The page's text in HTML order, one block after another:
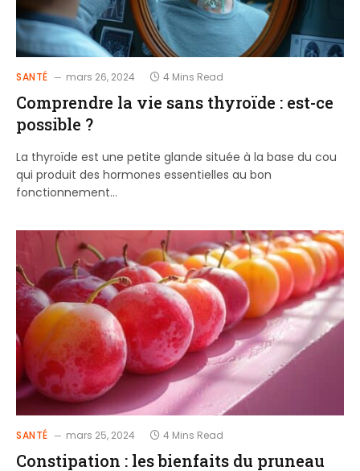
SANTÉ mars 26, 2024 4 Mins Read
Comprendre la vie sans thyroïde : est-ce
possible ?
La thyroïde est une petite glande située à la base du cou
qui produit des hormones essentielles au bon
fonctionnement…
SANTÉ mars 25, 2024 4 Mins Read
Constipation : les bienfaits du pruneau